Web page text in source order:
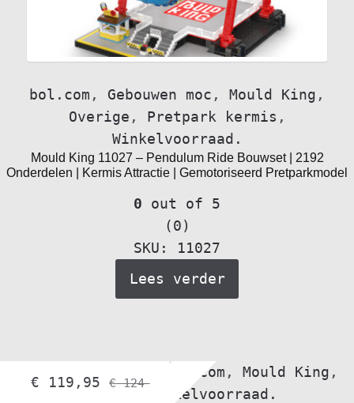
bol.com , Gebouwen moc , Mould King ,
Overige , Pretpark kermis ,
Winkelvoorraad.
Mould King 11027 – Pendulum Ride Bouwset | 2192
Onderdelen | Kermis Attractie | Gemotoriseerd Pretparkmodel
0 out of 5
(0)
SKU: 11027
Lees verder
bol.com , Mould King ,
Trucks
Winkelvoorraad.
€ 119,95 €124,45